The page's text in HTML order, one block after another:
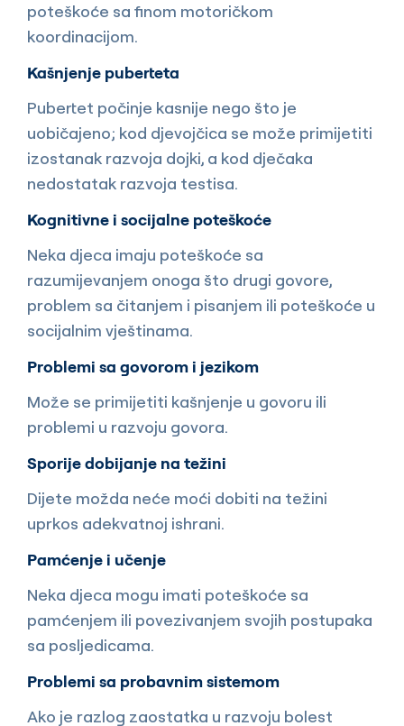
poteškoće sa finom motoričkom
koordinacijom.
Kašnjenje puberteta
Pubertet počinje kasnije nego što je
uobičajeno; kod djevojčica se može primijetiti
izostanak razvoja dojki, a kod dječaka
nedostatak razvoja testisa.
Kognitivne i socijalne poteškoće
Neka djeca imaju poteškoće sa
razumijevanjem onoga što drugi govore,
problem sa čitanjem i pisanjem ili poteškoće u
socijalnim vještinama.
Problemi sa govorom i jezikom
Može se primijetiti kašnjenje u govoru ili
problemi u razvoju govora.
Sporije dobijanje na težini
Dijete možda neće moći dobiti na težini
uprkos adekvatnoj ishrani.
Pamćenje i učenje
Neka djeca mogu imati poteškoće sa
pamćenjem ili povezivanjem svojih postupaka
sa posljedicama.
Problemi sa probavnim sistemom
Ako je razlog zaostatka u razvoju bolest